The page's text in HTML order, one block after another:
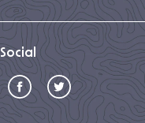
Social